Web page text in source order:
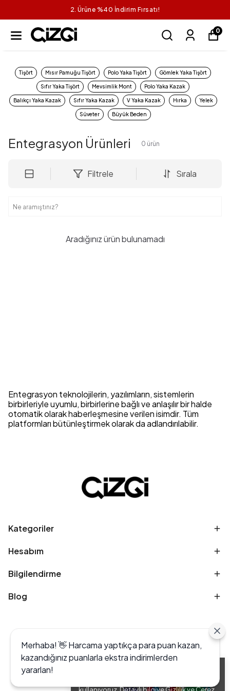
2. Ürüne %40 İndirim Fırsatı!
0
Tişört Mısır Pamuğu Tişört Polo Yaka Tişört Gömlek Yaka Tişört
Sıfır Yaka Tişört Mevsimlik Mont Polo Yaka Kazak
Balıkçı Yaka Kazak Sıfır Yaka Kazak V Yaka Kazak Hırka Yelek
Süveter Büyük Beden
Entegrasyon Ürünleri 0 ürün
Filtrele Sırala
Aradığınız ürün bulunamadı
Entegrasyon teknolojilerin, yazılımların, sistemlerin
birbirleriyle uyumlu, birbirlerine bağlı ve anlaşılır bir halde
otomatik olarak haberleşmesine verilen isimdir. Tüm
platformları bütünleştirmek olarak da adlandırılabilir.
Kategoriler
Hesabım
Bilgilendirme
Blog
Merhaba! 👋 Harcama yaptıkça para puan kazan,
kazandığınız puanlarla ekstra indirimlerden
yararlan!